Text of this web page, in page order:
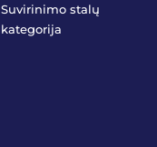
Suvirinimo stalų
kategorija